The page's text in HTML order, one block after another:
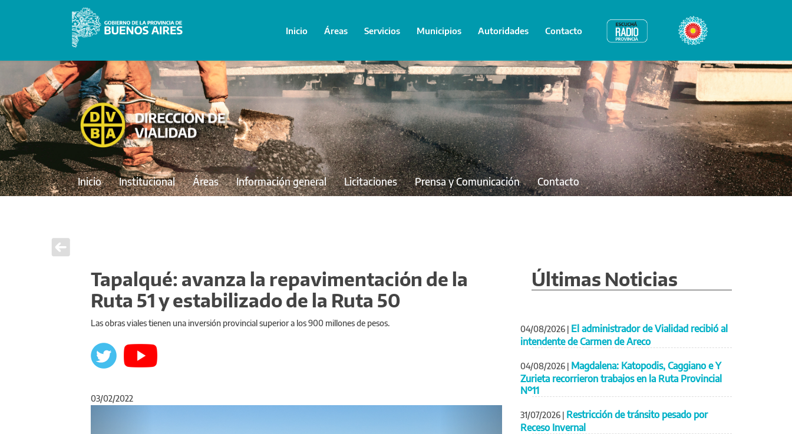
Inicio Áreas Servicios Municipios Autoridades Contacto Radio Provincia Bicentenario
Inicio Institucional Áreas Información general Licitaciones Prensa y Comunicación Contacto
Tapalqué: avanza la repavimentación de la
Ruta 51 y estabilizado de la Ruta 50
Las obras viales tienen una inversión provincial superior a los 900 millones de pesos.
03/02/2022
Siguiente
Últimas Noticias
04/08/2026 | El administrador de Vialidad recibió al
intendente de Carmen de Areco
04/08/2026 | Magdalena: Katopodis, Caggiano e Y
Zurieta recorrieron trabajos en la Ruta Provincial
Nº11
31/07/2026 | Restricción de tránsito pesado por
Receso Invernal